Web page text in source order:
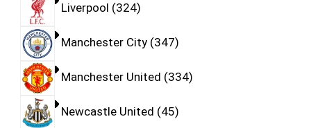
Liverpool 324
Manchester City 347
Manchester United 334
Newcastle United 45